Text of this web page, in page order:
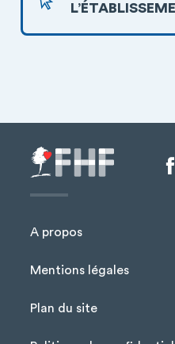
Menu Pied de page
A propos
Mentions légales
Plan du site